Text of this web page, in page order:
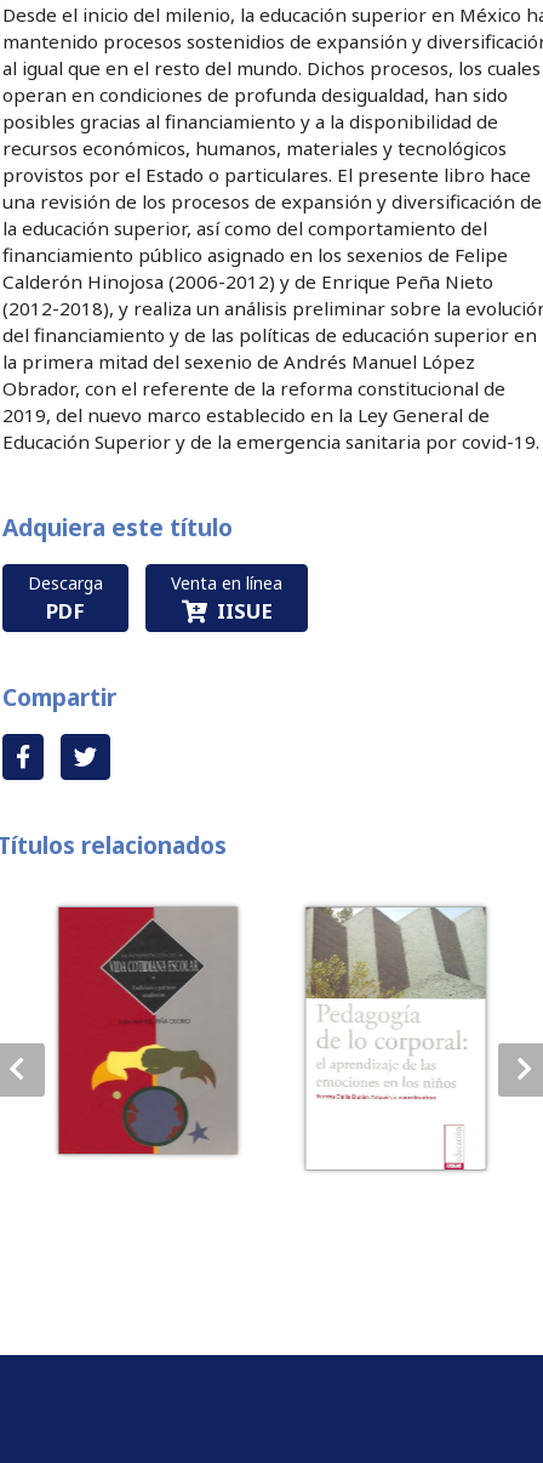
Desde el inicio del milenio, la educación superior en México
mantenido procesos sostenidios de expansión y
al igual que en el resto del mundo. Dichos procesos, los cuales
operan en condiciones de profunda desigualdad, han sido
posibles gracias al financiamiento y a la disponibilidad de
recursos económicos, humanos, materiales y tecnológicos
provistos por el Estado o particulares. El presente libro hace
una revisión de los procesos de expansión y diversificación de
la educación superior, así como del comportamiento del
financiamiento público asignado en los sexenios de Felipe
Calderón Hinojosa (2006-2012) y de Enrique Peña Nieto
(2012-2018), y realiza un análisis preliminar sobre la
del financiamiento y de las políticas de educación superior en
la primera mitad del sexenio de Andrés Manuel López
Obrador, con el referente de la reforma constitucional de
2019, del nuevo marco establecido en la Ley General de
Educación Superior y de la emergencia sanitaria por covid-
Adquiera este título
Descarga
PDF
Venta en línea
IISUE
Compartir
relacionados